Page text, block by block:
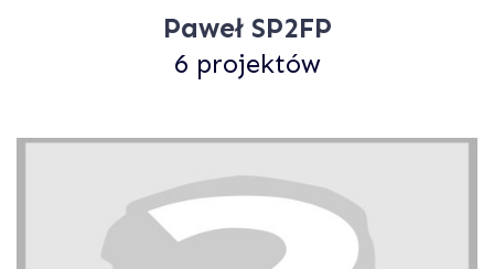
Paweł SP2FP
6 projektów